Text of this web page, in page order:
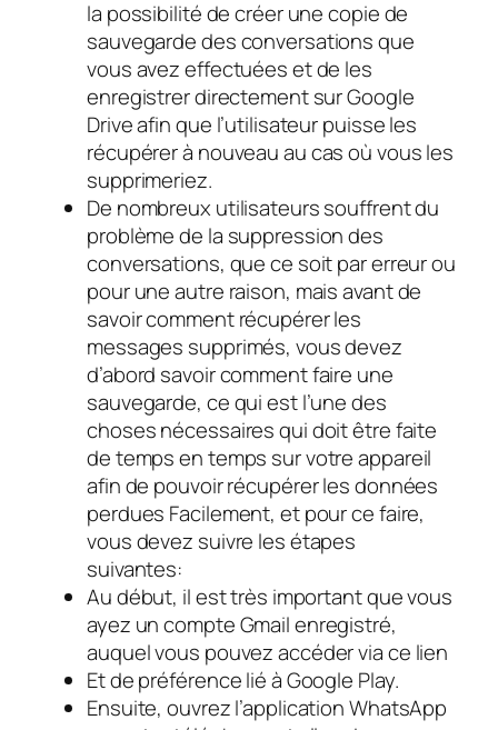
la possibilité de créer une copie de
sauvegarde des conversations que
vous avez effectuées et de les
enregistrer directement sur Google
Drive afin que l’utilisateur puisse les
récupérer à nouveau au cas où vous les
supprimeriez.
De nombreux utilisateurs souffrent du
problème de la suppression des
conversations, que ce soit par erreur ou
pour une autre raison, mais avant de
savoir comment récupérer les
messages supprimés, vous devez
d’abord savoir comment faire une
sauvegarde, ce qui est l’une des
choses nécessaires qui doit être faite
de temps en temps sur votre appareil
afin de pouvoir récupérer les données
perdues Facilement, et pour ce faire,
vous devez suivre les étapes
suivantes:
Au début, il est très important que vous
ayez un compte Gmail enregistré,
auquel vous pouvez accéder via ce lien
Et de préférence lié à Google Play.
Ensuite, ouvrez l’application WhatsApp